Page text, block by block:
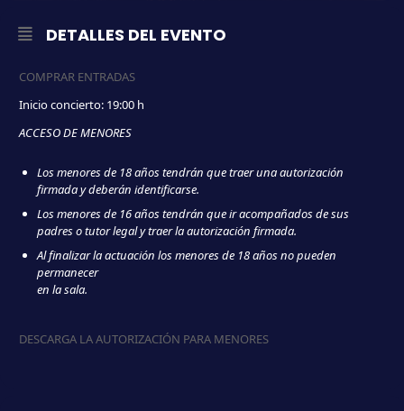
DETALLES DEL EVENTO
COMPRAR ENTRADAS
Inicio concierto: 19:00 h
ACCESO DE MENORES
Los menores de 18 años tendrán que traer una autorización
firmada y deberán identificarse.
Los menores de 16 años tendrán que ir acompañados de sus
padres o tutor legal y traer la autorización firmada.
Al finalizar la actuación los menores de 18 años no pueden
permanecer
en la sala.
DESCARGA LA AUTORIZACIÓN PARA MENORES